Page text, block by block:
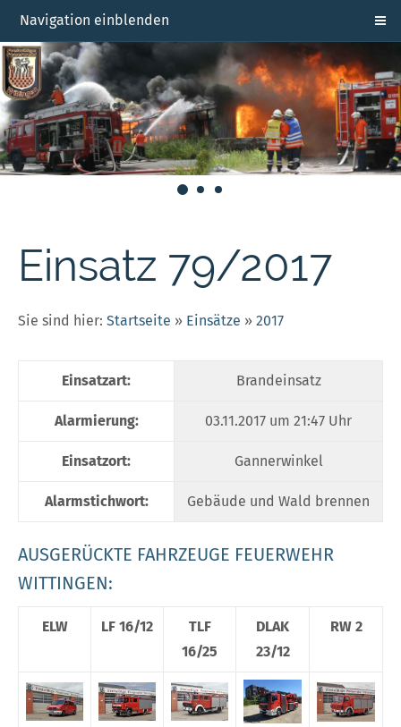
Navigation einblenden
Einsatz 79/2017
Sie sind hier: Startseite » Einsätze » 2017
Einsatzart: Brandeinsatz
Alarmierung: 03.11.2017 um 21:47 Uhr
Einsatzort: Gannerwinkel
Alarmstichwort: Gebäude und Wald brennen
AUSGERÜCKTE FAHRZEUGE FEUERWEHR
WITTINGEN:
ELW LF 16/12
TLF
16/25
DLAK
23/12
RW 2